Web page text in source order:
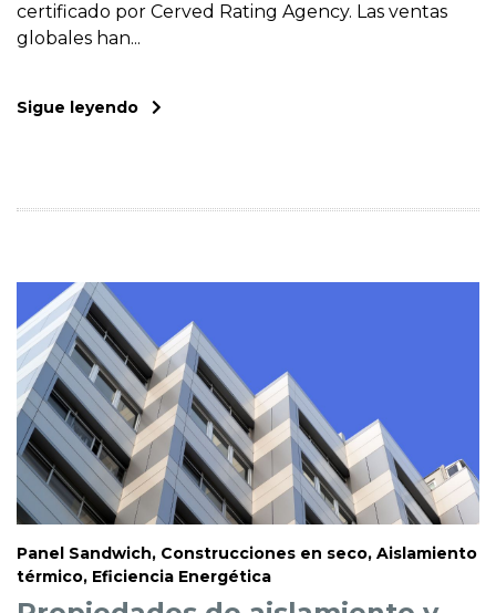
certificado por Cerved Rating Agency. Las ventas
globales han...
Sigue leyendo
Panel Sandwich, Construcciones en seco, Aislamiento
térmico, Eficiencia Energética